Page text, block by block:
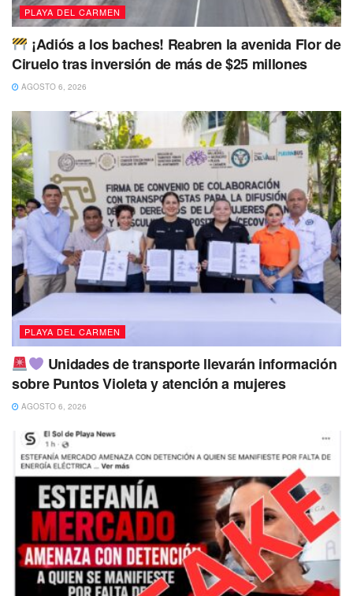
PLAYA DEL CARMEN
¡Adiós a los baches! Reabren la avenida Flor de
Ciruelo tras inversión de más de $25 millones
AGOSTO 6, 2026
PLAYA DEL CARMEN
Unidades de transporte llevarán información
sobre Puntos Violeta y atención a mujeres
AGOSTO 6, 2026